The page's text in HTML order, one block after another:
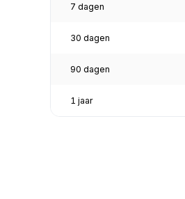
7 dagen
30 dagen
90 dagen
1 jaar